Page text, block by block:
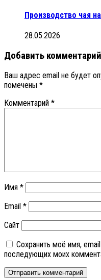
Производство чая
28.05.2026
Добавить комментарий
Ваш адрес email не будет
помечены *
Комментарий *
Имя *
Email *
Сайт
Сохранить моё имя,
последующих моих